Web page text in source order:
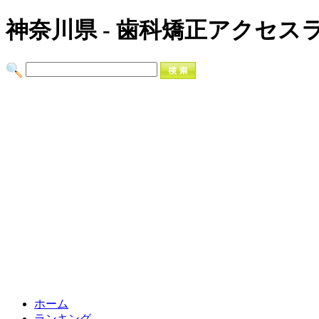
神奈川県 - 歯科矯正アクセス
ホーム